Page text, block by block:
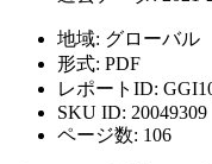
地域: グローバル
形式: PDF
レポートID:
SKU ID: 20049309
ページ数: 106